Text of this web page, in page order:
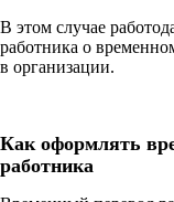
В этом случае
работника о
в организации.
Как оформлять
работника